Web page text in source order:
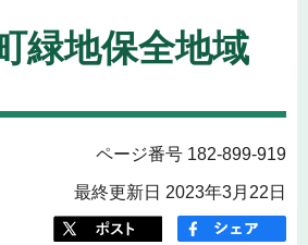
緑地保全地域
ページ番号 182-899-919
最終更新日 2023年3月22日